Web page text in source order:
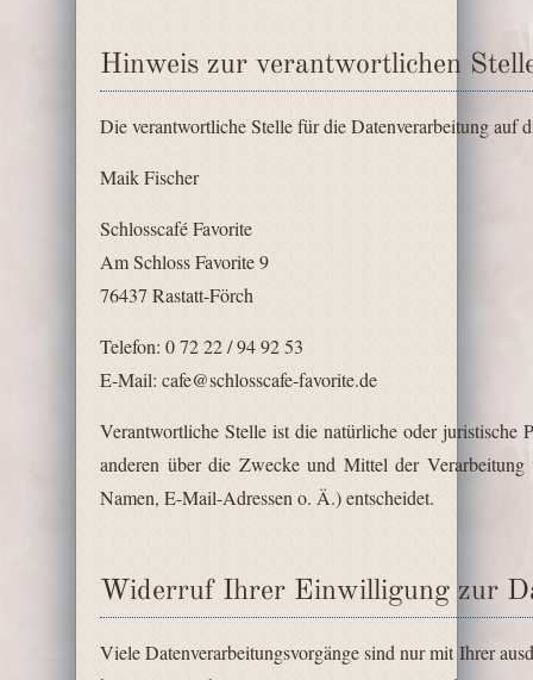
Hinweis zur verantwortlichen
Die verantwortliche Stelle für die Datenverarbeitung auf
Maik Fischer
Schlosscafé Favorite
Am Schloss Favorite 9
76437 Rastatt-Förch
Telefon: 0 72 22 / 94 92 53
E-Mail: cafe@schlosscafe-favorite.de
Verantwortliche Stelle ist die natürliche oder juristische
anderen über die Zwecke und Mittel der Verarbeitung
Namen, E-Mail-Adressen o. Ä.) entscheidet.
Widerruf Ihrer Einwilligung zur
Viele Datenverarbeitungsvorgänge sind nur mit Ihrer